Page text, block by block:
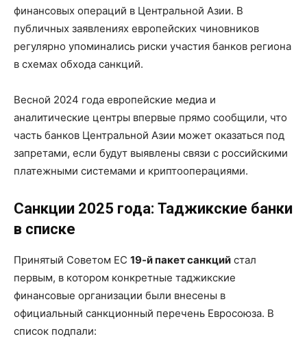
финансовых операций в Центральной Азии. В
публичных заявлениях европейских чиновников
регулярно упоминались риски участия банков региона
в схемах обхода санкций.
Весной 2024 года европейские медиа и
аналитические центры впервые прямо сообщили, что
часть банков Центральной Азии может оказаться под
запретами, если будут выявлены связи с российскими
платежными системами и криптооперациями.
Санкции 2025 года: Таджикские банки
в списке
Принятый Советом ЕС 19-й пакет санкций стал
первым, в котором конкретные таджикские
финансовые организации были внесены в
официальный санкционный перечень Евросоюза. В
список подпали: